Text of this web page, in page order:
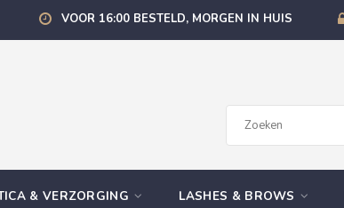
VOOR 16:00 BESTELD, MORGEN IN HUIS
& VERZORGING LASHES & BROWS